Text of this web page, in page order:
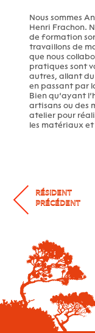
Nous sommes
Henri Frachon.
de formation
travaillons de
que nous
pratiques sont
autres, allant
en passant par
Bien qu’ayant
artisans ou des
atelier pour
les matériaux et
RÉSIDENT
PRÉCÉDENT